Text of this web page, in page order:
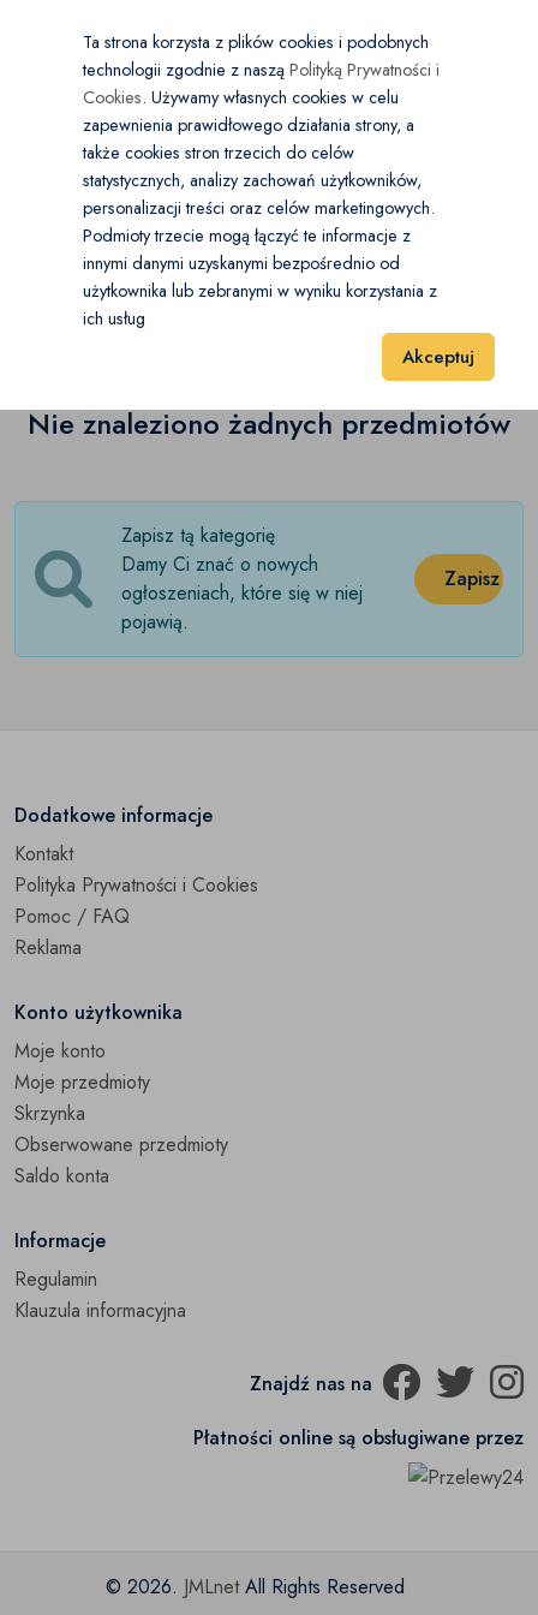
Wybierz kategorię
Moda damska
Bluzki i koszule(0)
(0)
Body i gorsety
Kardigany(0)
Marynarki i garnitury (0)
Odzież nocna(0)
Spódnice(0)
Stroje kąpielowe
Swetry(0)
Szorty
T-shirty i podkoszulki(0)
×
Kraj PL
PLN
Moda Moda damska Bluzy
Bluzy (0) Wyniki 1–1 z 0 Pozycje
Nie znaleziono żadnych przedmiotów
Zapisz tą kategorię
Damy Ci znać o nowych
ogłoszeniach, które się w niej
pojawią.
Zapisz
Dodatkowe informacje
Kontakt
Polityka Prywatności i Cookies
Pomoc / FAQ
Reklama
Konto użytkownika
Moje konto
Moje przedmioty
Skrzynka
Obserwowane przedmioty
Saldo konta
Informacje
Regulamin
Klauzula informacyjna
Znajdź nas na
Płatności online są obsługiwane przez
© 2026. JMLnetAll Rights Reserved
Ta strona korzysta z plików cookies i podobnych
technologii zgodnie z nasząPolityką Prywatności i
Cookies. Używamy własnych cookies w celu
zapewnienia prawidłowego działania strony, a
także cookies stron trzecich do celów
statystycznych, analizy zachowań użytkowników,
personalizacji treści oraz celów marketingowych.
Podmioty trzecie mogą łączyć te informacje z
innymi danymi uzyskanymi bezpośrednio od
użytkownika lub zebranymi w wyniku korzystania z
ich usług
Akceptuj